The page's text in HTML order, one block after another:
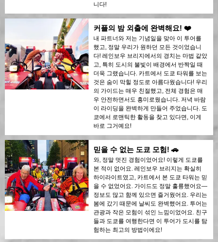
니다!
커플의 밤 외출에 완벽해요! ❤️
내 파트너와 저는 기념일을 맞아 이 투어를
했고, 정말 우리가 원하던 모든 것이었습니
다! 레인보우 브리지에서의 경치는 마법 같았
고, 특히 도시의 불빛이 배경에서 반짝일 때
더욱 그랬습니다. 카트에서 도쿄 타워를 보는
것은 숨이 막힐 정도로 아름다웠습니다! 우리
의 가이드는 매우 친절했고, 전체 경험은 매
우 안전하면서도 흥미로웠습니다. 저녁 바람
이 라이딩을 완벽하게 만들어 주었습니다. 도
쿄에서 로맨틱한 활동을 찾고 있다면, 이게
바로 그거예요!
믿을 수 없는 도쿄 모험! 🚗
와, 정말 멋진 경험이었어요! 이렇게 도쿄를
본 적이 없어요. 레인보우 브리지는 확실히
하이라이트였고, 카트에서 본 도쿄 타워는 믿
을 수 없었어요. 가이드도 정말 훌륭했어요—
정보도 많고 함께 있으면 즐거웠어요. 우리는
봄에 갔기 때문에 날씨도 완벽했어요. 투어는
관광과 작은 모험이 섞인 느낌이었어요. 친구
들과 도쿄를 여행한다면 이 투어가 도시를 탐
험하는 최고의 방법이에요!